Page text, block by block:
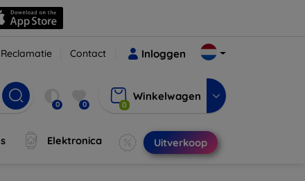
Reclamatie Contact Inloggen
0 0 0
Winkelwagen
Elektronica Uitverkoop